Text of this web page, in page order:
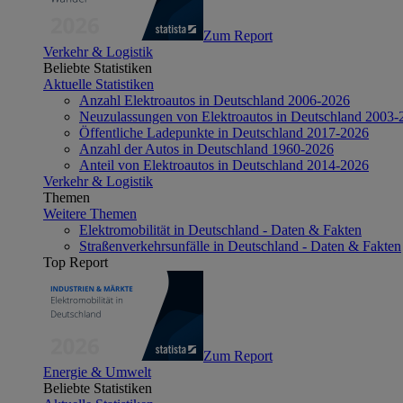
Zum Report
Verkehr & Logistik
Beliebte Statistiken
Aktuelle Statistiken
Anzahl Elektroautos in Deutschland 2006-2026
Neuzulassungen von Elektroautos in Deutschland 2003-
Öffentliche Ladepunkte in Deutschland 2017-2026
Anzahl der Autos in Deutschland 1960-2026
Anteil von Elektroautos in Deutschland 2014-2026
Verkehr & Logistik
Themen
Weitere Themen
Elektromobilität in Deutschland - Daten & Fakten
Straßenverkehrsunfälle in Deutschland - Daten & Fakten
Top Report
Zum Report
Energie & Umwelt
Beliebte Statistiken